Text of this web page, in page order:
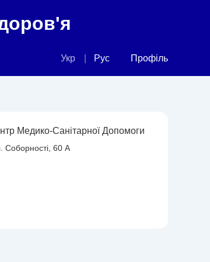
Укр Рус Профіль
Медико-Санітарної Допомоги
Соборності, 60 А